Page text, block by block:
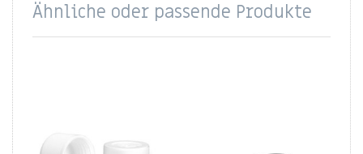
Ähnliche oder passende Produkte